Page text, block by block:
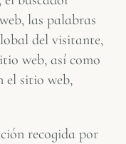
las palabras
del visitante,
web, así como
el sitio web,
recogida por